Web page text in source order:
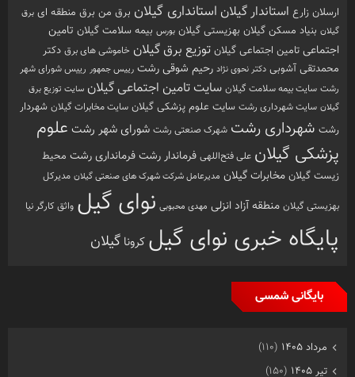
ارسلان زارع استاندار گیلان استانداری گیلان برق من برق منطقه ای برق
گیلان بنیاد مسکن گیلان بهزیستی گیلان بورس بیمه سلامت گیلان تامین
اجتماعی تامین اجتماعی گیلان توزیع برق گیلان خاموشی های برق دکتر
محمدتقی آشوبی دکتر نحوی نژاد رحیم شوقیرشت رییس جمهور رییس شورای شهر
رشت سایت بیمه سلامت گیلان سایت تامین اجتماعی گیلان سایت توزیع برق
گیلان سایت شهرداری رشت سایت علوم پزشکی گیلان سایت مخابرات گیلان شهردار
رشت شهرداری رشت شهرک صنعتی رشت شورای شهر رشت علوم
پزشکی گیلان علی فتح‌اللهی فرماندار رشتفرمانداری رشت محیط
زیست گیلانمخابرات گیلان مدیرعامل شرکت شهرک های صنعتی گیلان مدیرکل
بهزیستی گیلان منطقه آزاد انزلی مهدی محبوبی نوای گیل واثق کارگر نیا
پایگاه خبری نوای گیل کرونا گیلان
بایگانی شمسی
مرداد ۱۴۰۵
(۱۱۰)
تیر ۱۴۰۵
(۱۵۰)